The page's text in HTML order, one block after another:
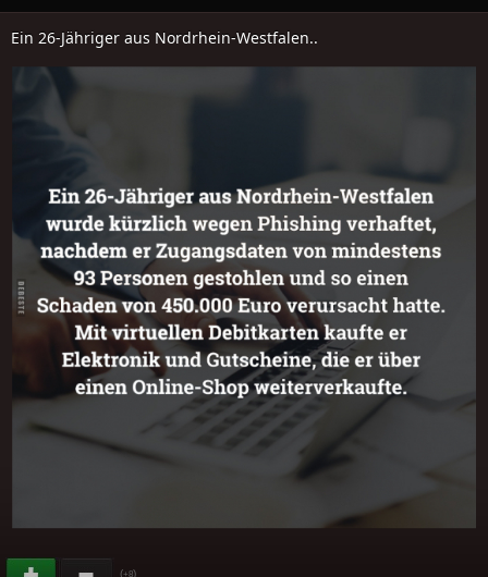
Ein 26-Jähriger aus Nordrhein-Westfalen..
(+8)